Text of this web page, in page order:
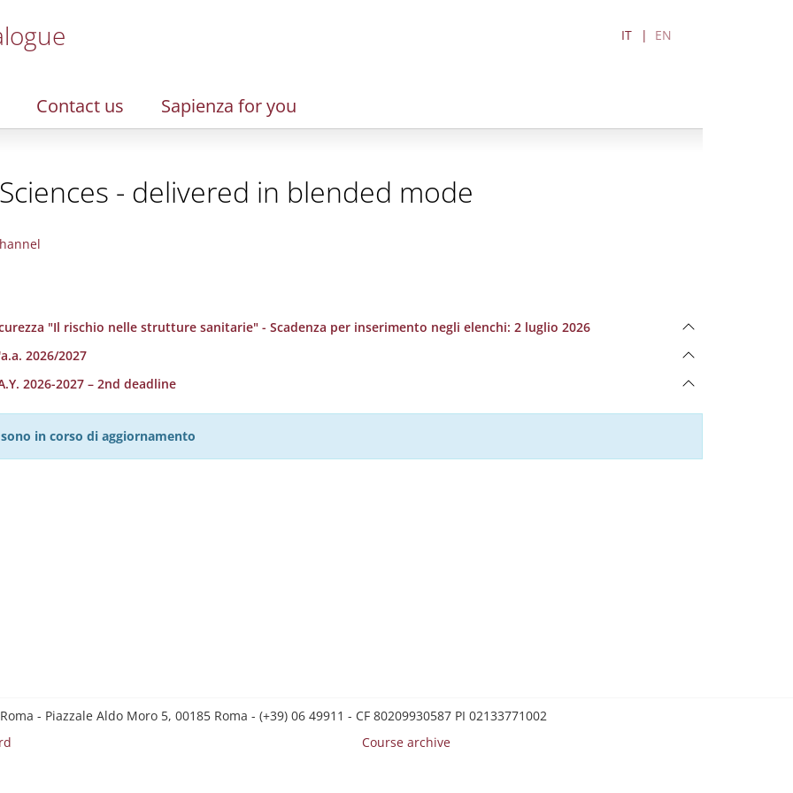
IT EN
Contact us Sapienza for you
- delivered in blended mode
"Il rischio nelle strutture sanitarie" - Scadenza per inserimento negli elenchi: 2 luglio 2026
2026/2027
2026-2027 – 2nd deadline
in corso di aggiornamento
- Piazzale Aldo Moro 5, 00185 Roma - (+39) 06 49911 - CF 80209930587 PI 02133771002
Course archive